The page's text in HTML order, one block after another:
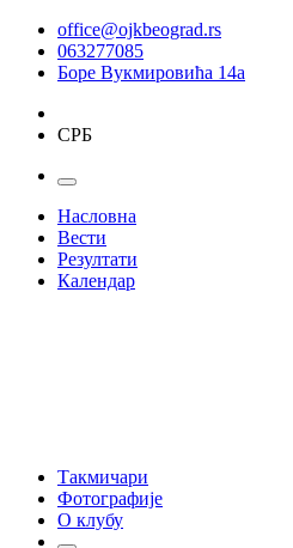
office@ojkbeograd.rs
063277085
Боре Вукмировића 14а
СРБ
Насловна
Вести
Резултати
Календар
Такмичари
Фотографије
О клубу